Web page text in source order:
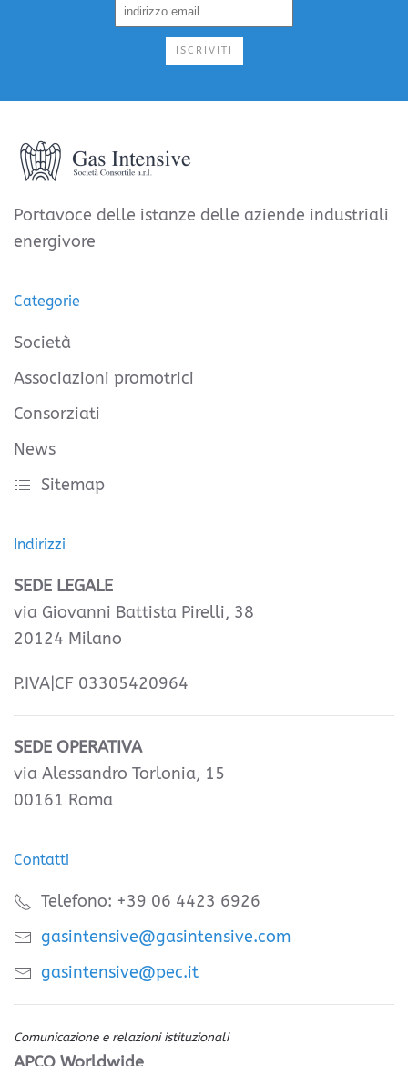
ISCRIVITI
Portavoce delle istanze delle aziende industriali
energivore
Categorie
Società
Associazioni promotrici
Consorziati
News
Sitemap
Indirizzi
SEDE LEGALE
via Giovanni Battista Pirelli, 38
20124 Milano
P.IVA|CF 03305420964
SEDE OPERATIVA
via Alessandro Torlonia, 15
00161 Roma
Contatti
Telefono: +39 06 4423 6926
gasintensive@gasintensive.com
gasintensive@pec.it
Comunicazione e relazioni istituzionali